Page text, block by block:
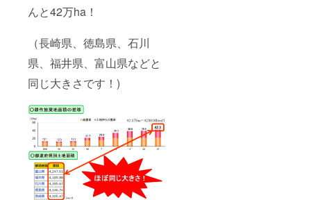
んと42万ha！
（長崎県、徳島県、石川
県、福井県、富山県などと
同じ大きさです！)